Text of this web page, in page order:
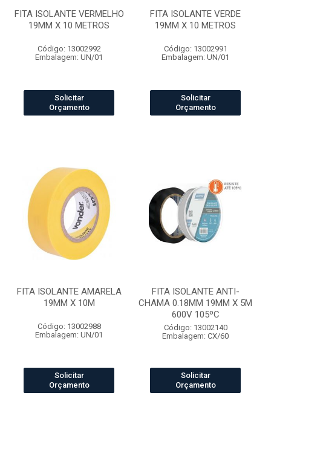
FITA ISOLANTE VERMELHO
19MM X 10 METROS
Código: 13002992
Embalagem: UN/01
Solicitar
Orçamento
FITA ISOLANTE VERDE
19MM X 10 METROS
Código: 13002991
Embalagem: UN/01
Solicitar
Orçamento
FITA ISOLANTE AMARELA
19MM X 10M
Código: 13002988
Embalagem: UN/01
Solicitar
Orçamento
FITA ISOLANTE ANTI-
CHAMA 0.18MM 19MM X 5M
600V 105ºC
Código: 13002140
Embalagem: CX/60
Solicitar
Orçamento